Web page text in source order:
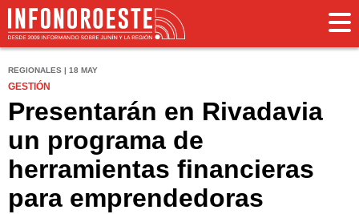
REGIONALES | 18 MAY
GESTIÓN
Presentarán en Rivadavia
un programa de
herramientas financieras
para emprendedoras